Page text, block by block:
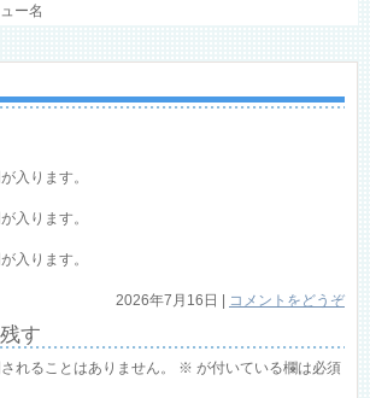
ー名
入ります。
入ります。
入ります。
2026年7月16日 | コメントをどうぞ
す
れることはありません。 ※ が付いている欄は必須